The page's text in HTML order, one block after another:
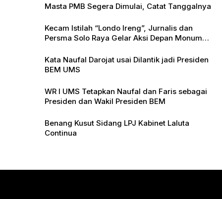
Masta PMB Segera Dimulai, Catat Tanggalnya
Kecam Istilah “Londo Ireng”, Jurnalis dan
Persma Solo Raya Gelar Aksi Depan Monumen
Kata Naufal Darojat usai Dilantik jadi Presiden
BEM UMS
WR I UMS Tetapkan Naufal dan Faris sebagai
Presiden dan Wakil Presiden BEM
Benang Kusut Sidang LPJ Kabinet Laluta
Continua